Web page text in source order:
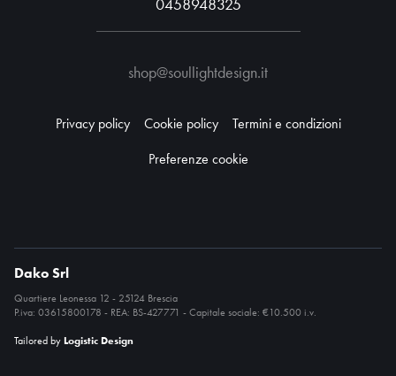
shop@soullightdesign.it
Privacy policy Cookie policy
Termini e condizioni
Preferenze cookie
Dako Srl
Quartiere Leonessa 12 - 25124 Brescia
P.iva: 03615800178 - REA: BS-427771 - Capitale sociale: €10.500 i.v.
Tailored byLogistic Design